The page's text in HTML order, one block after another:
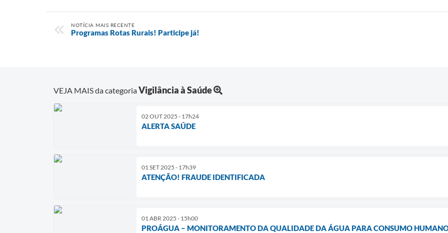
NOTÍCIA MAIS RECENTE
Programas Rotas Rurais! Participe já!
VEJA MAIS da categoriaVigilância à Saúde
02 OUT 2025 - 17h24
ALERTA SAÚDE
01 SET 2025 - 17h39
ATENÇÃO! FRAUDE IDENTIFICADA
01 ABR 2025 - 15h00
PROÁGUA – MONITORAMENTO DA QUALIDADE DA ÁGUA PARA CONSUMO